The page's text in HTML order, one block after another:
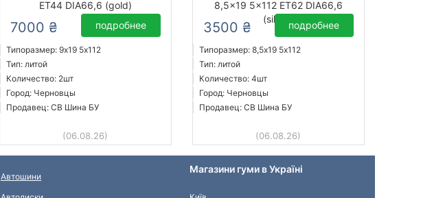
ET44 DIA66,6 (gold)
7000 ₴ подробнее
Типоразмер: 9x19 5х112
Тип: литой
Количество: 2шт
Город: Черновцы
Продавец: СВ Шина БУ
(06.08.26)
8,5x19 5x112 ET62 DIA66,6
(silver)
3500 ₴ подробнее
Типоразмер: 8,5x19 5х112
Тип: литой
Количество: 4шт
Город: Черновцы
Продавец: СВ Шина БУ
(06.08.26)
Автошини
Магазини гуми в Україні